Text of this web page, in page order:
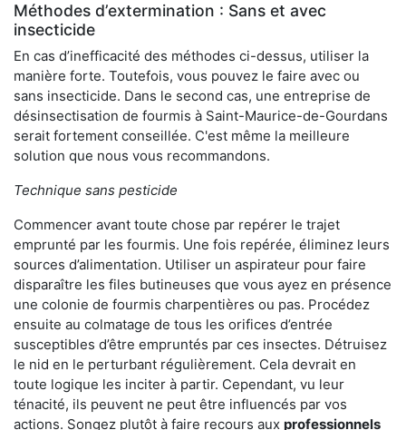
Méthodes d’extermination : Sans et avec
insecticide
En cas d’inefficacité des méthodes ci-dessus, utiliser la
manière forte. Toutefois, vous pouvez le faire avec ou
sans insecticide. Dans le second cas, une entreprise de
désinsectisation de fourmis à Saint-Maurice-de-Gourdans
serait fortement conseillée. C'est même la meilleure
solution que nous vous recommandons.
Technique sans pesticide
Commencer avant toute chose par repérer le trajet
emprunté par les fourmis. Une fois repérée, éliminez leurs
sources d’alimentation. Utiliser un aspirateur pour faire
disparaître les files butineuses que vous ayez en présence
une colonie de fourmis charpentières ou pas. Procédez
ensuite au colmatage de tous les orifices d’entrée
susceptibles d’être empruntés par ces insectes. Détruisez
le nid en le perturbant régulièrement. Cela devrait en
toute logique les inciter à partir. Cependant, vu leur
ténacité, ils peuvent ne peut être influencés par vos
actions. Songez plutôt à faire recours aux professionnels